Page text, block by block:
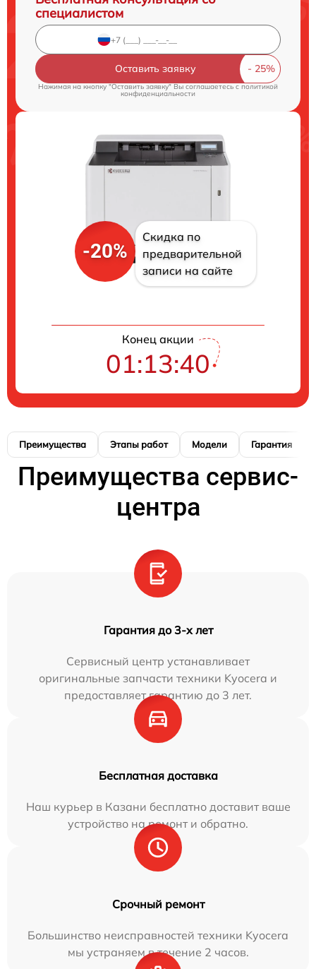
специалистом
Оставить заявку
Нажимая на кнопку "Оставить заявку" Вы соглашаетесь cполитикой
конфиденциальности
-20%
Скидка по
предварительной
записи на сайте
Конец акции
01:13:39
Преимущества Этапы работ Модели Гарантия
Преимущества сервис-
центра
Гарантия до 3-х лет
Сервисный центр устанавливает
оригинальные запчасти техники Kyocera и
предоставляет гарантию до 3 лет.
Бесплатная доставка
Наш курьер в Казани бесплатно доставит ваше
устройство на ремонт и обратно.
Срочный ремонт
Большинство неисправностей техники Kyocera
мы устраняем в течение 2 часов.